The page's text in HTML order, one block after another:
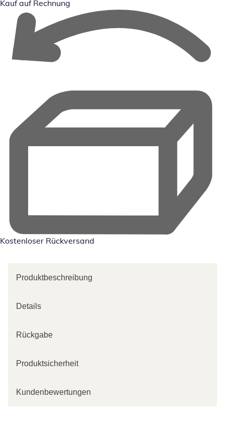
Kauf auf Rechnung
Kostenloser Rückversand
Produktbeschreibung
Details
Rückgabe
Produktsicherheit
Kundenbewertungen